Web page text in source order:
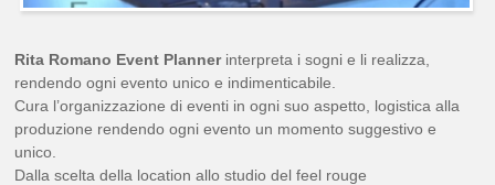
Rita Romano Event Plannerinterpreta i sogni e li realizza,
rendendo ogni evento unico e indimenticabile.
Cura l’organizzazione di eventi in ogni suo aspetto, logistica alla
produzione rendendo ogni evento un momento suggestivo e
unico.
Dalla scelta della location allo studio del feel rouge